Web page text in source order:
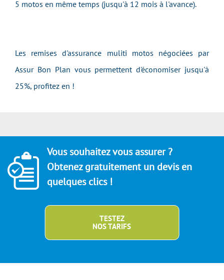
5 motos en même temps (jusqu'à 12 mois à l'avance).
Les remises d'assurance muliti motos négociées par
Assur Bon Plan vous permettent d'économiser jusqu'à
25%, profitez en !
Vous souhaitez vous assurer ?
Obtenez gratuitement un devis en
quelques clics !
TESTEZ
NOS TARIFS